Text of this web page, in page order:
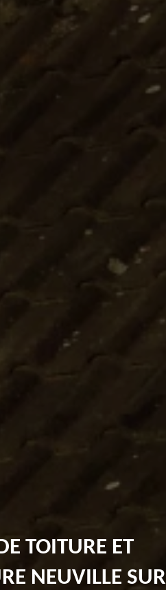
TOITURE ET
NEUVILLE SUR